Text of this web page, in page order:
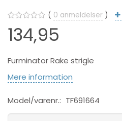
0 anmeldelser
134,95
Furminator Rake strigle
Mere information
Model/varenr.: TF691664